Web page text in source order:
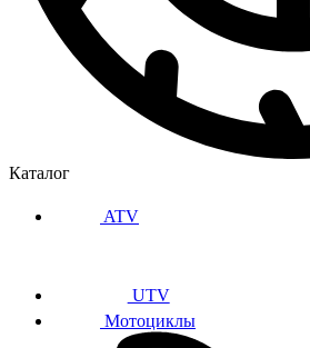
Каталог
ATV
UTV
Мотоциклы